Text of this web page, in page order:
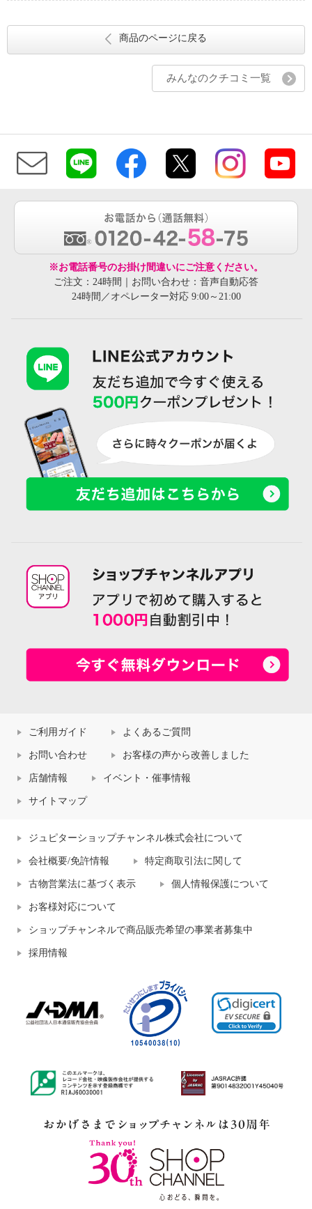
商品のページに戻る
みんなのクチコミ一覧
※お電話番号のお掛け間違いにご注意ください。
ご注文：24時間｜お問い合わせ：音声自動応答
24時間／オペレーター対応 9:00～21:00
ご利用ガイド よくあるご質問
お問い合わせ お客様の声から改善しました
店舗情報 イベント・催事情報
サイトマップ
ジュピターショップチャンネル株式会社について
会社概要/免許情報 特定商取引法に関して
古物営業法に基づく表示 個人情報保護について
お客様対応について
ショップチャンネルで商品販売希望の事業者募集中
採用情報